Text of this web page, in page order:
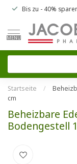
Bis zu - 40%
MENU
Startseite /
cm
Beheizbare
Bodengestell